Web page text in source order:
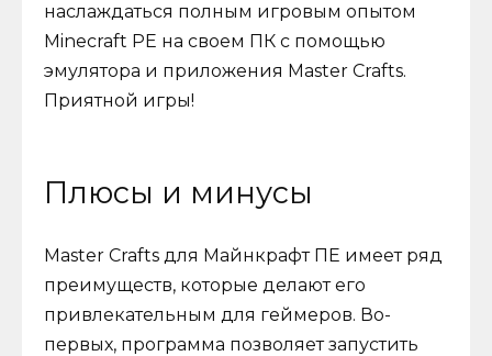
наслаждаться полным игровым опытом
Minecraft PE на своем ПК с помощью
эмулятора и приложения Master Crafts.
Приятной игры!
Плюсы и минусы
Master Crafts для Майнкрафт ПЕ имеет ряд
преимуществ, которые делают его
привлекательным для геймеров. Во-
первых, программа позволяет запустить